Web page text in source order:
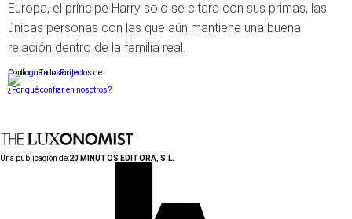
Europa, el príncipe Harry solo se citara con sus primas, las
únicas personas con las que aún mantiene una buena
relación dentro de la familia real.
Conforme a los criterios de
¿Por qué confiar en nosotros?
Una publicación de:20 MINUTOS EDITORA, S.L.